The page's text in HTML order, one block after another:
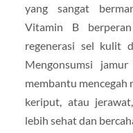
yang sangat
Vitamin B
regenerasi sel kulit
Mengonsumsi
membantu
keriput, atau
lebih sehat dan